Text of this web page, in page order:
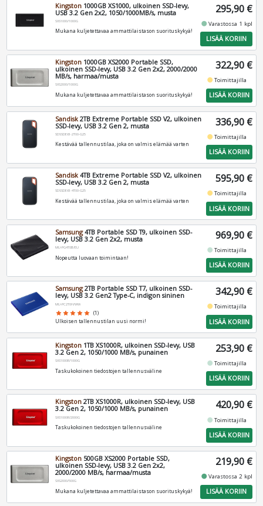
Kingston 1000GB XS1000, ulkoinen SSD-levy,
USB 3.2 Gen 2x2, 1050/1000MB/s, musta
SXS1000/1000G
Mukana kuljetettavaa ammattilaistason suorituskykyä!
295,90 €
fiber_manual_recordVarastossa 1 kpl
LISÄÄ KORIIN
Kingston 1000GB XS2000 Portable SSD,
ulkoinen SSD-levy, USB 3.2 Gen 2x2, 2000/2000
MB/s, harmaa/musta
SXS2000/1000G
Mukana kuljetettavaa ammattilaistason suorituskykyä!
322,90 €
fiber_manual_recordToimittajilla
LISÄÄ KORIIN
Sandisk 2TB Extreme Portable SSD V2, ulkoinen
SSD-levy, USB 3.2 Gen 2, musta
SDSSDE61-2T00-G25
Kestävää tallennustilaa, joka on valmis elämää varten
336,90 €
fiber_manual_recordToimittajilla
LISÄÄ KORIIN
Sandisk4TB Extreme Portable SSD V2, ulkoinen
SSD-levy, USB 3.2 Gen 2, musta
SDSSDE61-4T00-G25
Kestävää tallennustilaa, joka on valmis elämää varten
595,90 €
fiber_manual_recordToimittajilla
LISÄÄ KORIIN
Samsung4TB Portable SSD T9, ulkoinen SSD-
levy, USB 3.2 Gen 2x2, musta
MU-PG4T0B/EU
Nopeutta luovaan toimintaan!
969,90 €
fiber_manual_recordToimittajilla
LISÄÄ KORIIN
Samsung2TB Portable SSD T7, ulkoinen SSD-
levy, USB 3.2 Gen2 Type-C, indigon sininen
MU-PC2T0H/WW
star star star star star (1)
Ulkoisen tallennustilan uusi normi!
342,90 €
fiber_manual_recordToimittajilla
LISÄÄ KORIIN
Kingston 1TB XS1000R, ulkoinen SSD-levy, USB
3.2 Gen 2, 1050/1000 MB/s, punainen
SXS1000R/1000G
Taskukokoinen tiedostojen tallennusväline
253,90 €
fiber_manual_recordToimittajilla
LISÄÄ KORIIN
Kingston 2TB XS1000R, ulkoinen SSD-levy, USB
3.2 Gen 2, 1050/1000 MB/s, punainen
SXS1000R/2000G
Taskukokoinen tiedostojen tallennusväline
420,90 €
fiber_manual_recordToimittajilla
LISÄÄ KORIIN
Kingston 500GB XS2000 Portable SSD,
ulkoinen SSD-levy, USB 3.2 Gen 2x2,
2000/2000 MB/s, harmaa/musta
SXS2000/500G
Mukana kuljetettavaa ammattilaistason suorituskykyä!
219,90 €
fiber_manual_recordVarastossa 2 kpl
LISÄÄ KORIIN